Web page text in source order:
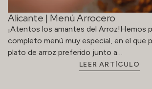
Alicante | Menú Arrocero
¡Atentos los amantes del Arroz!Hemos
completo menú muy especial, en el que
plato de arroz preferido junto a…
LEER ARTÍCULO